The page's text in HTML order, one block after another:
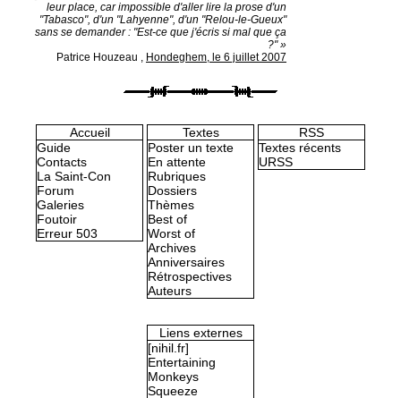
leur place, car impossible d'aller lire la prose d'un
"Tabasco", d'un "Lahyenne", d'un "Relou-le-Gueux"
sans se demander : "Est-ce que j'écris si mal que ça
?" »
Patrice Houzeau , Hondeghem, le 6 juillet 2007
Accueil
Guide
Contacts
La Saint-Con
Forum
Galeries
Foutoir
Erreur 503
Textes
Poster un texte
En attente
Rubriques
Dossiers
Thèmes
Best of
Worst of
Archives
Anniversaires
Rétrospectives
Auteurs
RSS
Textes récents
URSS
Liens externes
[nihil.fr]
Entertaining
Monkeys
Squeeze